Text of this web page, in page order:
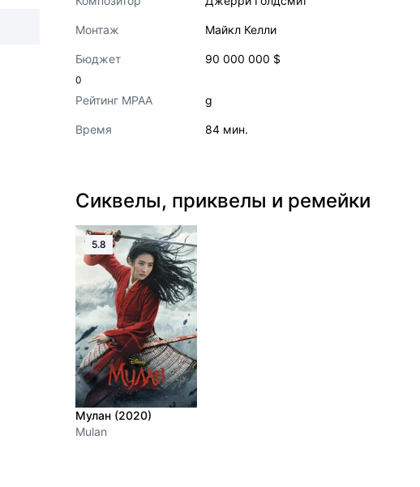
Монтаж Майкл Келли
Бюджет 90 000 000 $
0
Рейтинг MPAA g
Время 84 мин.
Сиквелы, приквелы и ремейки
5.8
Мулан (2020)
Mulan